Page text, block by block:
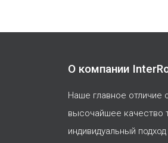
О компании
Наше главное отличие
высочайшее качество
индивидуальный